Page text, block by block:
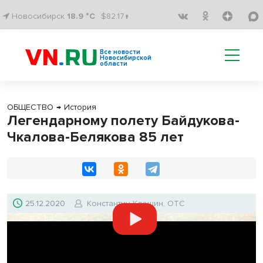
Новосибирск 18.9 °C $82.17↑
Все новости
Новосибирской
области
ОБЩЕСТВО → История
Легендарному полету Байдукова-
Чкалова-Белякова 85 лет
25.12.2020 Константин Клещин, ОТС